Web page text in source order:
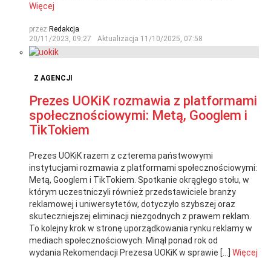
Więcej
przez Redakcja
20/11/2023, 09:27
Aktualizacja 11/10/2025, 07:58
Z AGENCJI
Prezes UOKiK rozmawia z platformami
społecznościowymi: Metą, Googlem i
TikTokiem
Prezes UOKiK razem z czterema państwowymi
instytucjami rozmawia z platformami społecznościowymi:
Metą, Googlem i TikTokiem. Spotkanie okrągłego stołu, w
którym uczestniczyli również przedstawiciele branży
reklamowej i uniwersytetów, dotyczyło szybszej oraz
skuteczniejszej eliminacji niezgodnych z prawem reklam.
To kolejny krok w stronę uporządkowania rynku reklamy w
mediach społecznościowych. Minął ponad rok od
wydania Rekomendacji Prezesa UOKiK w sprawie […] Więcej